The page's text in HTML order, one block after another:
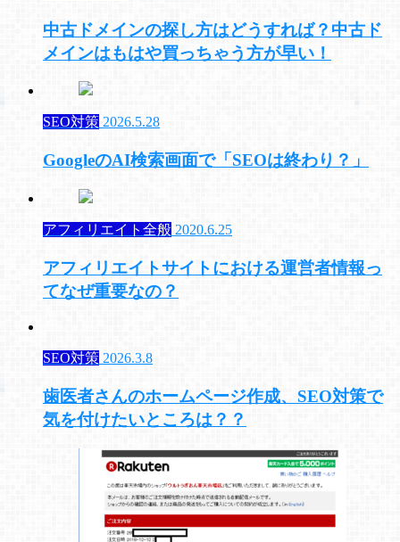
中古ドメインの探し方はどうすれば？中古ド
メインはもはや買っちゃう方が早い！
SEO対策 2026.5.28
GoogleのAI検索画面で「SEOは終わり？」
アフィリエイト全般 2020.6.25
アフィリエイトサイトにおける運営者情報っ
てなぜ重要なの？
SEO対策 2026.3.8
歯医者さんのホームページ作成、SEO対策で
気を付けたいところは？？